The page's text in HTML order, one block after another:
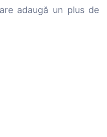
adaugă un plus de